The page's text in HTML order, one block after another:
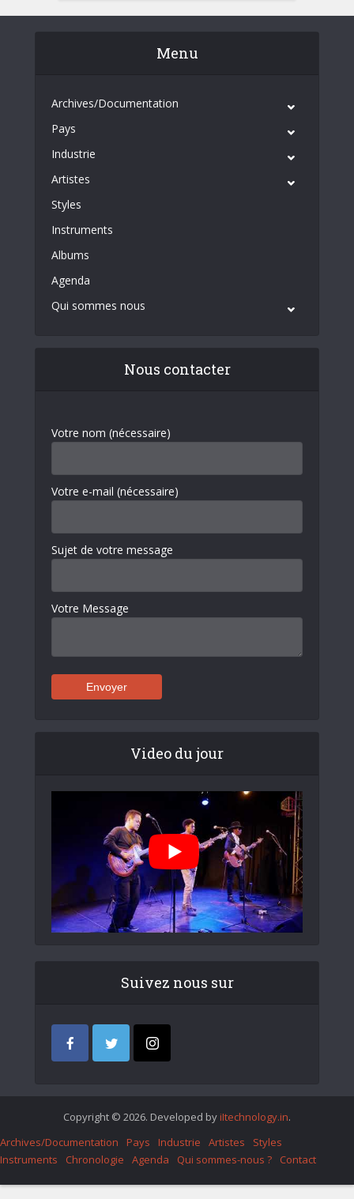
Menu
Archives/Documentation
Pays
Industrie
Artistes
Styles
Instruments
Albums
Agenda
Qui sommes nous
Nous contacter
Votre nom (nécessaire)
Votre e-mail (nécessaire)
Sujet de votre message
Votre Message
Video du jour
Suivez nous sur
Copyright © 2026. Developed by iItechnology.in.
Archives/Documentation
Pays Industrie Artistes
Styles
Instruments
Chronologie Agenda Qui sommes-nous ? Contact